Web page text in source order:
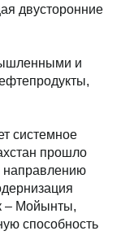
двусторонние
и
системное
прошло
направлению
– Мойынты,
способность